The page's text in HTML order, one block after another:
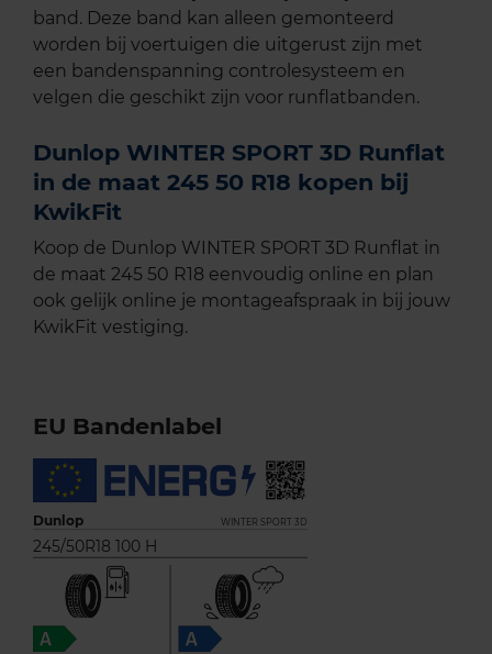
band. Deze band kan alleen gemonteerd
worden bij voertuigen die uitgerust zijn met
een bandenspanning controlesysteem en
velgen die geschikt zijn voor runflatbanden.
Dunlop WINTER SPORT 3D Runflat
in de maat 245 50 R18 kopen bij
KwikFit
Koop de Dunlop WINTER SPORT 3D Runflat in
de maat 245 50 R18 eenvoudig online en plan
ook gelijk online je montageafspraak in bij jouw
KwikFit vestiging.
EU Bandenlabel
Dunlop WINTER SPORT 3D
245/50R18 100 H